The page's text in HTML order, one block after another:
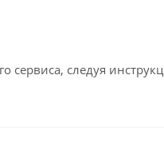
сервиса, следуя